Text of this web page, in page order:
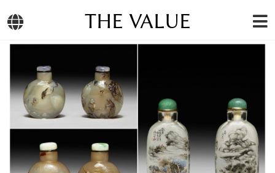
THE VALUE